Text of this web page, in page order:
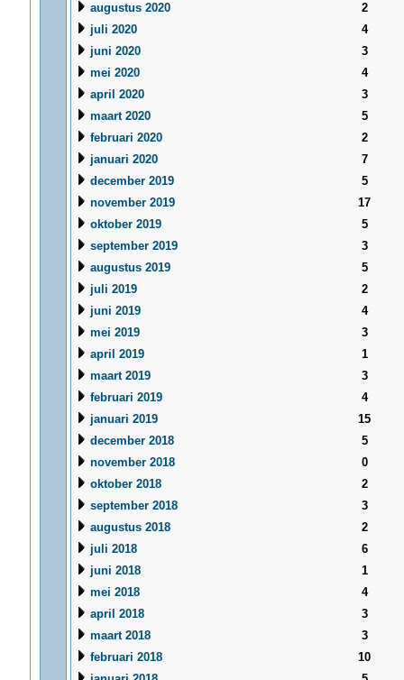
augustus 2020
2
juli 2020
4
juni 2020
3
mei 2020
4
april 2020
3
maart 2020
5
februari 2020
2
januari 2020
7
december 2019
5
november 2019
17
oktober 2019
5
september 2019
3
augustus 2019
5
juli 2019
2
juni 2019
4
mei 2019
3
april 2019
1
maart 2019
3
februari 2019
4
januari 2019
15
december 2018
5
november 2018
0
oktober 2018
2
september 2018
3
augustus 2018
2
juli 2018
6
juni 2018
1
mei 2018
4
april 2018
3
maart 2018
3
februari 2018
10